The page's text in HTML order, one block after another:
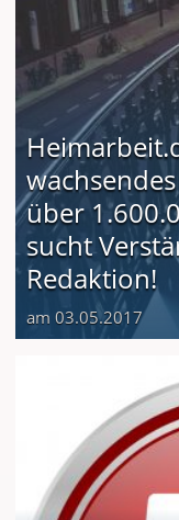
über
sucht
Redaktion!
am 03.05.2017